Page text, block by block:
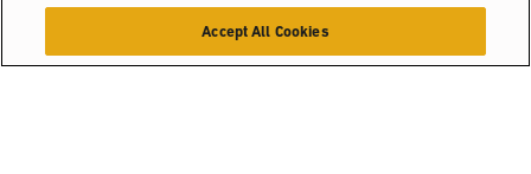
Accept All Cookies